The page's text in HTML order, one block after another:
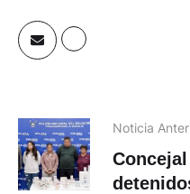
Noticia